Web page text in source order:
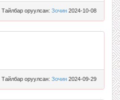
Тайлбар оруулсан: Зочин 2024-10-08
Тайлбар оруулсан: Зочин 2024-09-29